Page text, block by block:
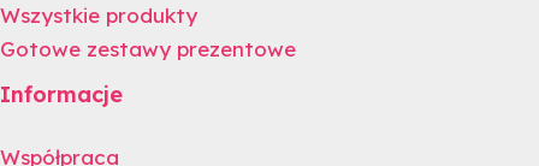
Wszystkie produkty
Gotowe zestawy prezentowe
Informacje
Współpraca